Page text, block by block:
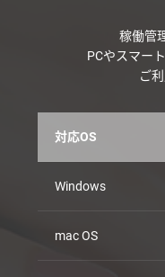
稼働管
PCやスマー
ご
対応OS
Windows
mac OS